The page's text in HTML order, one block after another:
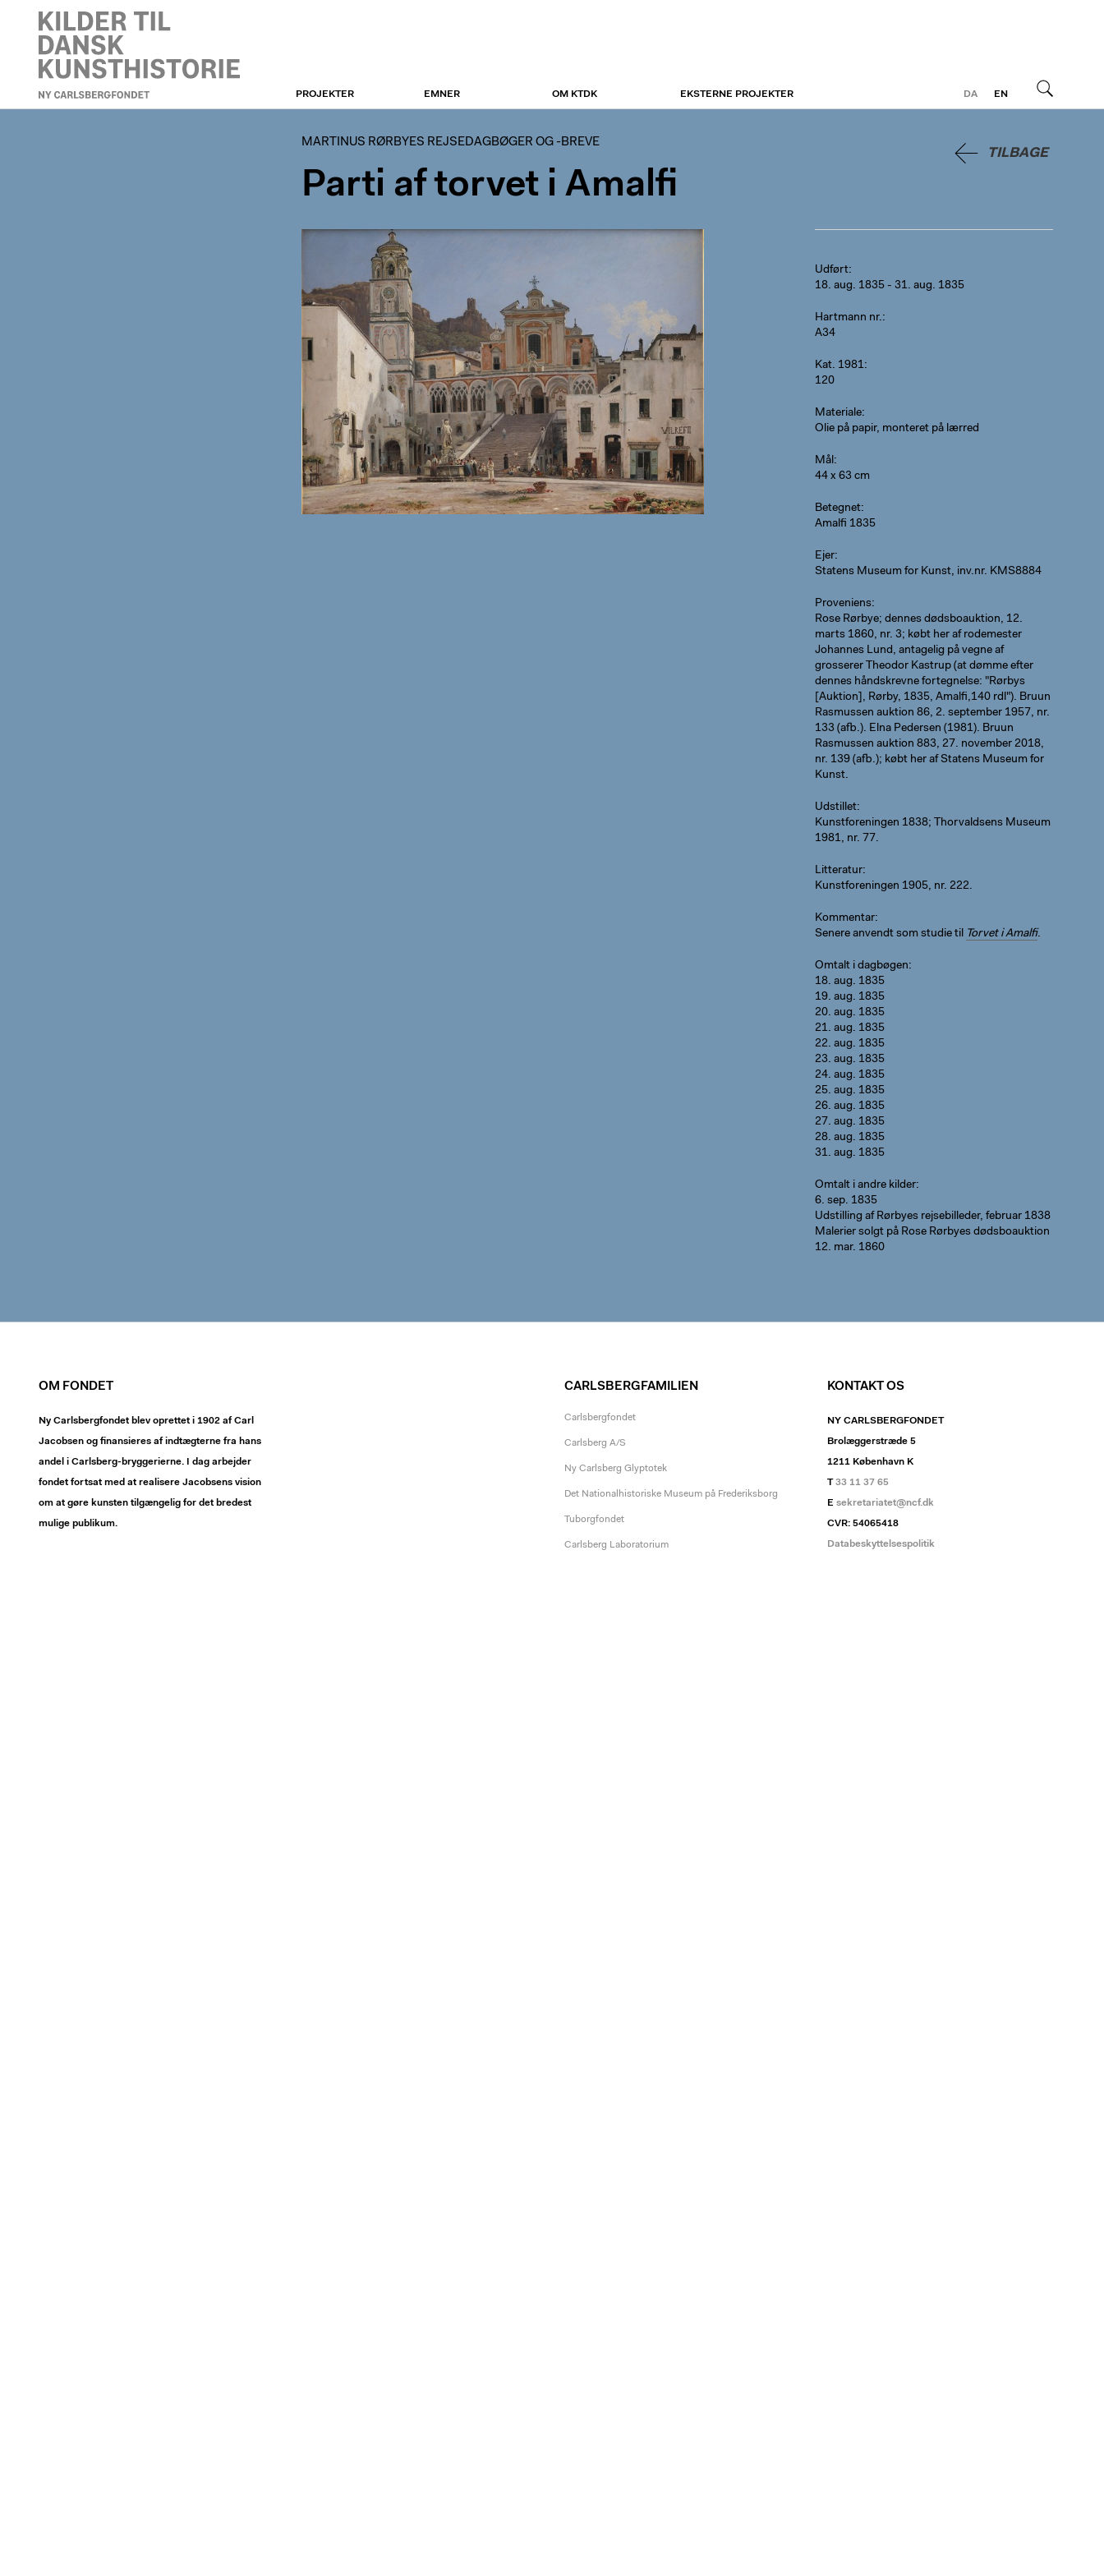
MARTINUS RØRBYES
DA
EN
PROJEKTER EMNER OM KTDK EKSTERNE PROJEKTER
TILBAGE
MARTINUS RØRBYES REJSEDAGBØGER OG -BREVE
Parti af torvet i Amalfi
Udført
18. aug. 1835 - 31. aug. 1835
Hartmann nr.
A34
Kat. 1981
120
Materiale
Olie på papir, monteret på lærred
Mål
44 x 63 cm
Betegnet
Amalfi 1835
Ejer
Statens Museum for Kunst, inv.nr. KMS8884
Proveniens
Rose Rørbye; dennes dødsboauktion, 12.
marts 1860, nr. 3; købt her af rodemester
Johannes Lund, antagelig på vegne af
grosserer Theodor Kastrup (at dømme efter
dennes håndskrevne fortegnelse: "Rørbys
[Auktion], Rørby, 1835, Amalfi,140 rdl"). Bruun
Rasmussen auktion 86, 2. september 1957, nr.
133 (afb.). Elna Pedersen (1981). Bruun
Rasmussen auktion 883, 27. november 2018,
nr. 139 (afb.); købt her af Statens Museum for
Kunst.
Udstillet
Kunstforeningen 1838; Thorvaldsens Museum
1981, nr. 77.
Litteratur
Kunstforeningen 1905, nr. 222.
Kommentar
Senere anvendt som studie til Torvet i Amalfi.
Omtalt i dagbøgen
18. aug. 1835
19. aug. 1835
20. aug. 1835
21. aug. 1835
22. aug. 1835
23. aug. 1835
24. aug. 1835
25. aug. 1835
26. aug. 1835
27. aug. 1835
28. aug. 1835
31. aug. 1835
Omtalt i andre kilder
6. sep. 1835
Udstilling af Rørbyes rejsebilleder, februar 1838
Malerier solgt på Rose Rørbyes dødsboauktion
12. mar. 1860
OM FONDET
Ny Carlsbergfondet blev oprettet i 1902 af Carl
Jacobsen og finansieres af indtægterne fra hans
andel i Carlsberg-bryggerierne. I dag arbejder
fondet fortsat med at realisere Jacobsens vision
om at gøre kunsten tilgængelig for det bredest
mulige publikum.
CARLSBERGFAMILIEN
Carlsbergfondet
Carlsberg A/S
Ny Carlsberg Glyptotek
Det Nationalhistoriske Museum på Frederiksborg
Tuborgfondet
Carlsberg Laboratorium
KONTAKT OS
NY CARLSBERGFONDET
Brolæggerstræde 5
1211 København K
T33 11 37 65
E sekretariatet@ncf.dk
CVR: 54065418
Databeskyttelsespolitik